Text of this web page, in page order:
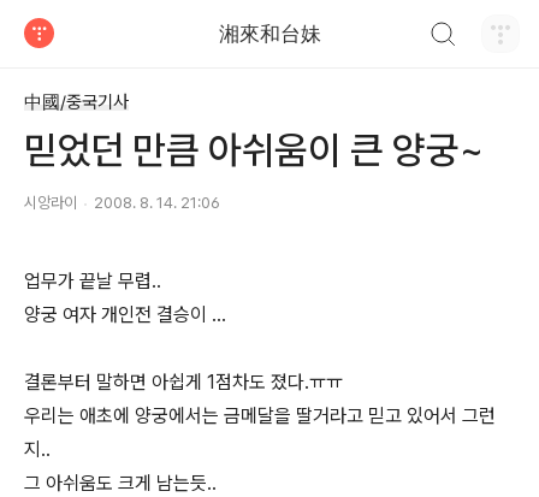
湘來和台妹
中國/중국기사
믿었던 만큼 아쉬움이 큰 양궁~
시앙라이 2008. 8. 14. 21:06
업무가 끝날 무렵..
양궁 여자 개인전 결승이 ...
결론부터 말하면 아쉽게 1점차도 졌다.ㅠㅠ
우리는 애초에 양궁에서는 금메달을 딸거라고 믿고 있어서 그런
지..
그 아쉬움도 크게 남는듯..